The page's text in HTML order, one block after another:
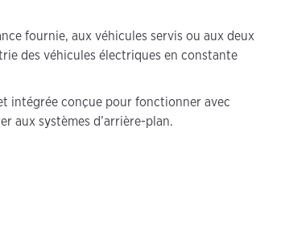
fournie, aux véhicules servis ou aux deux
des véhicules électriques en constante
intégrée conçue pour fonctionner avec
aux systèmes d’arrière-plan.